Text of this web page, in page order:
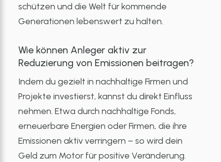
schützen und die Welt für kommende
Generationen lebenswert zu halten.
Wie können Anleger aktiv zur
Reduzierung von Emissionen beitragen?
Indem du gezielt in nachhaltige Firmen und
Projekte investierst, kannst du direkt Einfluss
nehmen. Etwa durch nachhaltige Fonds,
erneuerbare Energien oder Firmen, die ihre
Emissionen aktiv verringern – so wird dein
Geld zum Motor für positive Veränderung.